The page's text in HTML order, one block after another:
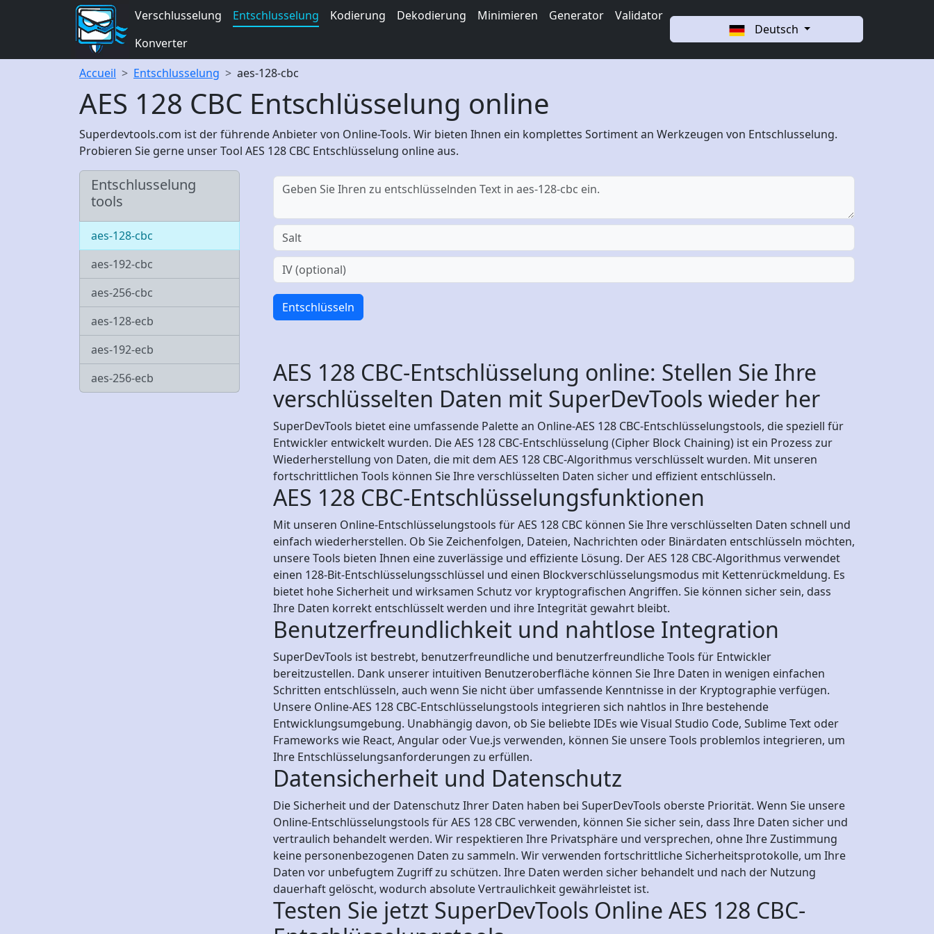
Deutsch
Verschlusselung Entschlusselung Kodierung Dekodierung Minimieren Generator
Validator
Konverter
Accueil
Entschlusselung aes-128-cbc
AES 128 CBC Entschlüsselung online
Superdevtools.com ist der führende Anbieter von Online-Tools. Wir bieten Ihnen ein komplettes Sortiment an Werkzeugen von Entschlusselung.
Probieren Sie gerne unser Tool AES 128 CBC Entschlüsselung online aus.
Entschlusselung
tools
aes-128-cbc
aes-192-cbc
aes-256-cbc
aes-128-ecb
aes-192-ecb
aes-256-ecb
Entschlüsseln
AES 128 CBC-Entschlüsselung online: Stellen Sie Ihre
verschlüsselten Daten mit SuperDevTools wieder her
SuperDevTools bietet eine umfassende Palette an Online-AES 128 CBC-Entschlüsselungstools, die speziell für
Entwickler entwickelt wurden. Die AES 128 CBC-Entschlüsselung (Cipher Block Chaining) ist ein Prozess zur
Wiederherstellung von Daten, die mit dem AES 128 CBC-Algorithmus verschlüsselt wurden. Mit unseren
fortschrittlichen Tools können Sie Ihre verschlüsselten Daten sicher und effizient entschlüsseln.
AES 128 CBC-Entschlüsselungsfunktionen
Mit unseren Online-Entschlüsselungstools für AES 128 CBC können Sie Ihre verschlüsselten Daten schnell und
einfach wiederherstellen. Ob Sie Zeichenfolgen, Dateien, Nachrichten oder Binärdaten entschlüsseln möchten,
unsere Tools bieten Ihnen eine zuverlässige und effiziente Lösung. Der AES 128 CBC-Algorithmus verwendet
einen 128-Bit-Entschlüsselungsschlüssel und einen Blockverschlüsselungsmodus mit Kettenrückmeldung. Es
bietet hohe Sicherheit und wirksamen Schutz vor kryptografischen Angriffen. Sie können sicher sein, dass
Ihre Daten korrekt entschlüsselt werden und ihre Integrität gewahrt bleibt.
Benutzerfreundlichkeit und nahtlose Integration
SuperDevTools ist bestrebt, benutzerfreundliche und benutzerfreundliche Tools für Entwickler
bereitzustellen. Dank unserer intuitiven Benutzeroberfläche können Sie Ihre Daten in wenigen einfachen
Schritten entschlüsseln, auch wenn Sie nicht über umfassende Kenntnisse in der Kryptographie verfügen.
Unsere Online-AES 128 CBC-Entschlüsselungstools integrieren sich nahtlos in Ihre bestehende
Entwicklungsumgebung. Unabhängig davon, ob Sie beliebte IDEs wie Visual Studio Code, Sublime Text oder
Frameworks wie React, Angular oder Vue.js verwenden, können Sie unsere Tools problemlos integrieren, um
Ihre Entschlüsselungsanforderungen zu erfüllen.
Datensicherheit und Datenschutz
Die Sicherheit und der Datenschutz Ihrer Daten haben bei SuperDevTools oberste Priorität. Wenn Sie unsere
Online-Entschlüsselungstools für AES 128 CBC verwenden, können Sie sicher sein, dass Ihre Daten sicher und
vertraulich behandelt werden. Wir respektieren Ihre Privatsphäre und versprechen, ohne Ihre Zustimmung
keine personenbezogenen Daten zu sammeln. Wir verwenden fortschrittliche Sicherheitsprotokolle, um Ihre
Daten vor unbefugtem Zugriff zu schützen. Ihre Daten werden sicher behandelt und nach der Nutzung
dauerhaft gelöscht, wodurch absolute Vertraulichkeit gewährleistet ist.
Testen Sie jetzt SuperDevTools Online AES 128 CBC-